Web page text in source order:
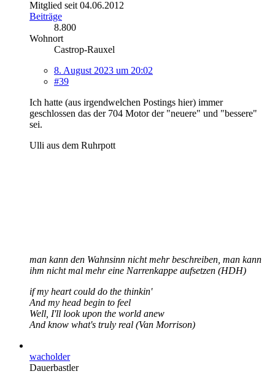
Mitglied seit 04.06.2012
Beiträge
8.800
Wohnort
Castrop-Rauxel
8. August 2023 um 20:02
#39
Ich hatte (aus irgendwelchen Postings hier) immer
geschlossen das der 704 Motor der "neuere" und "bessere"
sei.
Ulli aus dem Ruhrpott
man kann den Wahnsinn nicht mehr beschreiben, man kann
ihm nicht mal mehr eine Narrenkappe aufsetzen (HDH)
if my heart could do the thinkin'
And my head begin to feel
Well, I'll look upon the world anew
And know what's truly real (Van Morrison)
wacholder
Dauerbastler